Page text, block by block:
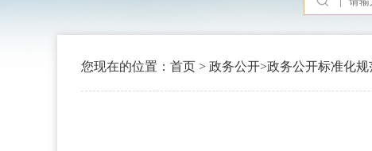
您现在的位置： 首页 > 政务公开>政务公开标准化规